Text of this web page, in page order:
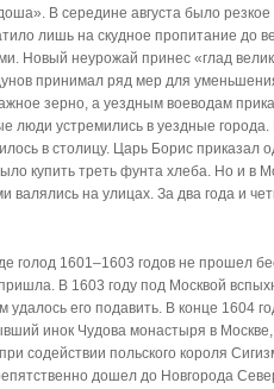
В середине августа было
лишь на скудное пропитание до
Новый неурожай принес «глад
принимал ряд мер для
зерно, а уездным воеводам
люди устремились в уездные
в столицу. Царь Борис
купить треть фунта хлеба. Но и в
валялись на улицах. За два года и
голод 1601–1603 годов не прошел
В 1603 году под Москвой
удалось его подавить. В конце 1604
инок Чудова монастыря в
содействии польского короля
дошел до Новгорода